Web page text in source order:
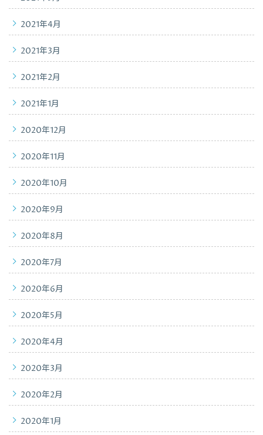
2021年4月
2021年3月
2021年2月
2021年1月
2020年12月
2020年11月
2020年10月
2020年9月
2020年8月
2020年7月
2020年6月
2020年5月
2020年4月
2020年3月
2020年2月
2020年1月